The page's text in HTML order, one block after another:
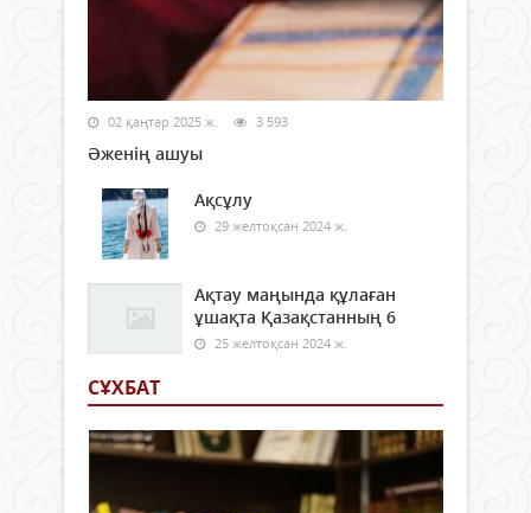
02 қаңтар 2025 ж. 3 593
Әженің ашуы
Ақсұлу
29 желтоқсан 2024 ж.
Ақтау маңында құлаған
ұшақта Қазақстанның 6
25 желтоқсан 2024 ж.
СҰХБАТ